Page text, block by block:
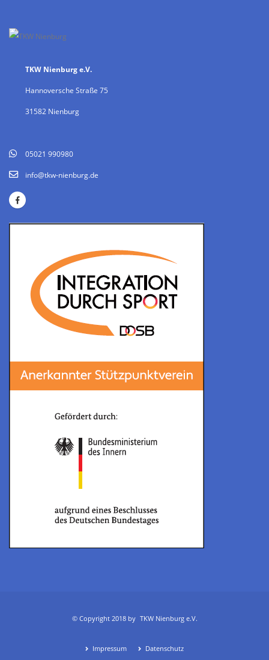
TKW Nienburg e.V.
Hannoversche Straße 75
31582 Nienburg
05021 990980
info@tkw-nienburg.de
© Copyright 2018 by TKW Nienburg e.V.
Impressum Datenschutz